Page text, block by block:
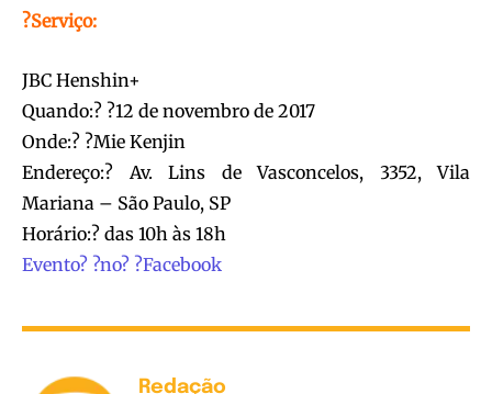
?Serviço:
JBC Henshin+
Quando:? ?12 de novembro de 2017
Onde:? ?Mie Kenjin
Endereço:? Av. Lins de Vasconcelos, 3352, Vila
Mariana – São Paulo, SP
Horário:? das 10h às 18h
Evento? ?no? ?Facebook
Redação